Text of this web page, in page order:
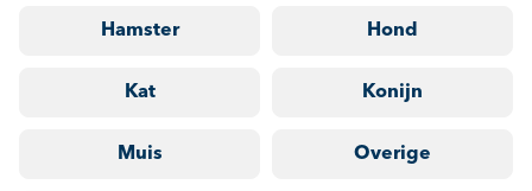
Hamster Hond
Kat Konijn
Muis Overige